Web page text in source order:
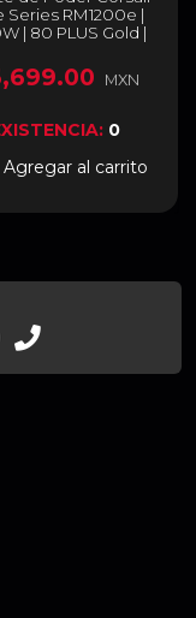
Series RM1200e |
| 80 PLUS Gold |
| Negro | CP-
9020258-NA MXN
0
Agregar al carrito